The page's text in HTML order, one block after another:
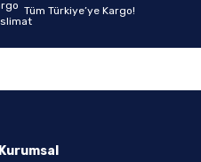
Tüm Türkiye’ye Kargo!
Kurumsal